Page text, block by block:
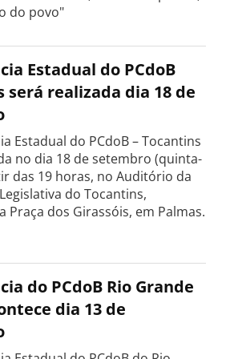
do povo"
Estadual do PCdoB
será realizada dia 18 de
Estadual do PCdoB – Tocantins
no dia 18 de setembro (quinta-
das 19 horas, no Auditório da
do Tocantins,
Praça dos Girassóis, em Palmas.
do PCdoB Rio Grande
dia 13 de